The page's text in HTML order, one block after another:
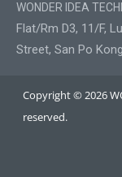
WONDER IDEA
Flat/Rm D3, 11/F,
Street, San Po
Copyright © 2026
reserved.